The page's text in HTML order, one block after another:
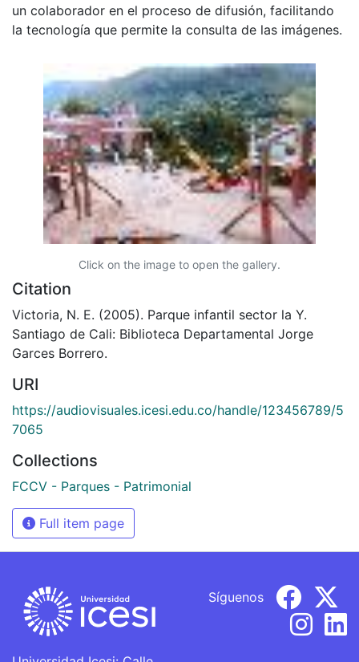
un colaborador en el proceso de difusión, facilitando
la tecnología que permite la consulta de las imágenes.
Click on the image to open the gallery.
Citation
Victoria, N. E. (2005). Parque infantil sector la Y.
Santiago de Cali: Biblioteca Departamental Jorge
Garces Borrero.
URI
https://audiovisuales.icesi.edu.co/handle/123456789/5
7065
Collections
FCCV - Parques - Patrimonial
Full item page
Síguenos